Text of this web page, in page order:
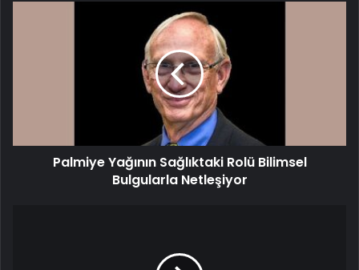
Palmiye Yağının Sağlıktaki Rolü Bilimsel
Bulgularla Netleşiyor